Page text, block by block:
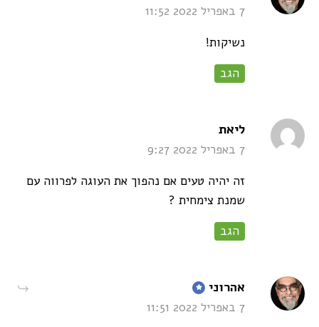
7 באפריל 2022 11:52
נשיקות!
הגב
ליאתsays:
7 באפריל 2022 9:27
זה יהיה טעים אם נהפוך את העוגה לפרווה עם
שמנת צימחית ?
הגב
אהרוני says:
7 באפריל 2022 11:51